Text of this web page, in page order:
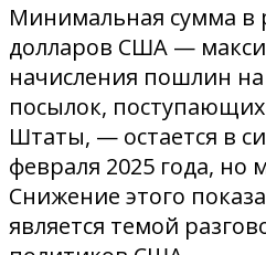
Минимальная сумма в
долларов США —
начисления пошлин
посылок,
Штаты, — остается в
февраля 2025 года, но
Снижение этого
является темой